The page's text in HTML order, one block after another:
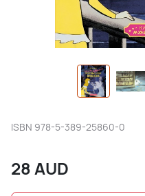
ISBN 978-5-389-25860-0
28AUD